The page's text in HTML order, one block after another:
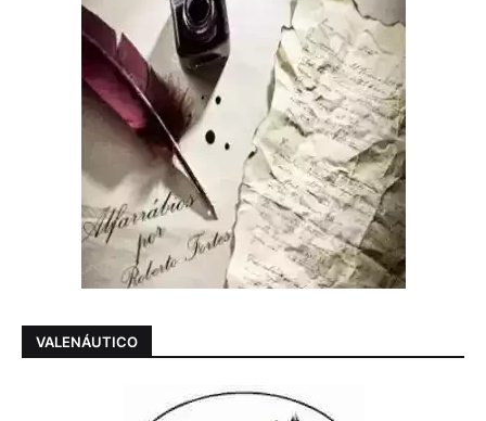
VALENÁUTICO